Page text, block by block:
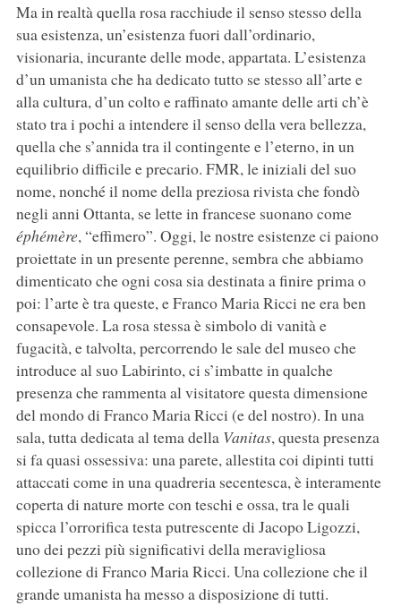
Ma in realtà quella rosa racchiude il senso stesso della
sua esistenza, un’esistenza fuori dall’ordinario,
visionaria, incurante delle mode, appartata. L’esistenza
d’un umanista che ha dedicato tutto se stesso all’arte e
alla cultura, d’un colto e raffinato amante delle arti ch’è
stato tra i pochi a intendere il senso della vera bellezza,
quella che s’annida tra il contingente e l’eterno, in un
equilibrio difficile e precario. FMR, le iniziali del suo
nome, nonché il nome della preziosa rivista che fondò
negli anni Ottanta, se lette in francese suonano come
éphémère, “effimero”. Oggi, le nostre esistenze ci paiono
proiettate in un presente perenne, sembra che abbiamo
dimenticato che ogni cosa sia destinata a finire prima o
poi: l’arte è tra queste, e Franco Maria Ricci ne era ben
consapevole. La rosa stessa è simbolo di vanità e
fugacità, e talvolta, percorrendo le sale del museo che
introduce al suo Labirinto, ci s’imbatte in qualche
presenza che rammenta al visitatore questa dimensione
del mondo di Franco Maria Ricci (e del nostro). In una
sala, tutta dedicata al tema della Vanitas, questa presenza
si fa quasi ossessiva: una parete, allestita coi dipinti tutti
attaccati come in una quadreria secentesca, è interamente
coperta di nature morte con teschi e ossa, tra le quali
spicca l’orrorifica testa putrescente di Jacopo Ligozzi,
uno dei pezzi più significativi della meravigliosa
collezione di Franco Maria Ricci. Una collezione che il
grande umanista ha messo a disposizione di tutti.